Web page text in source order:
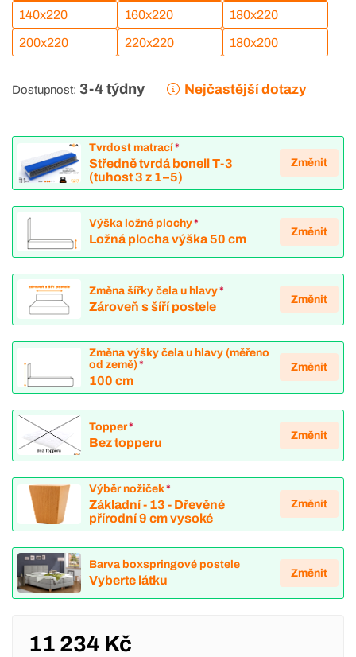
140x220 160x220 180x220
200x220 220x220 180x200
Dostupnost: 3-4 týdny Nejčastější dotazy
Tvrdost matrací*
Středně tvrdá bonell T-3
(tuhost 3 z 1–5)
Změnit
Výška ložné plochy*
Ložná plocha výška 50 cm
Změnit
Změna šířky čela u hlavy*
Zároveň s šíří postele
Změnit
Změna výšky čela u hlavy (měřeno
od země)*
100 cm
Změnit
Topper*
Bez topperu
Změnit
Výběr nožiček*
Základní - 13 - Dřevěné
přírodní 9 cm vysoké
Změnit
Barva boxspringové postele
Vyberte látku
Změnit
11 234 Kč